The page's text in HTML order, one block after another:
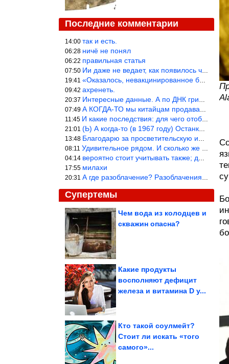
Последние комментарии
14:00 так и есть.
06:28 ничё не понял
06:22 правильная статья
07:50 Ии даже не ведает, как появилось человечество и для чего оно сущ
19:41 «Оказалось, невакцинированное большинство умирает существенно ча
09:42 ахренеть.
20:37 Интересные данные. А по ДНК грибов, бактерий имеются сведения из
07:49 А КОГДА-ТО мы китайцам продавали фуфайки.
11:45 И какие последствия: для чего отобрали? или просто похвастались.
21:01 (Ь) А когда-то (в 1967 году) Останкинская телебашня была самым в
13:48 Благодарю за просветительскую информацию.
08:11 Удивительное рядом. И сколько же ещё открытий готовит Просвещень
04:14 вероятно стоит учитывать также; длительность сна сгущает кровото
17:55 милахи
20:31 А где разоблачение? Разоблачения нет — значит придётся принять к
Супертемы
Кажется безобидным. 7
Чем вода из колодцев и
скважин опасна?
Какие продукты
восполняют дефицит
железа и витамина D у...
Кто такой соулмейт?
Стоит ли искать «того
самого»...